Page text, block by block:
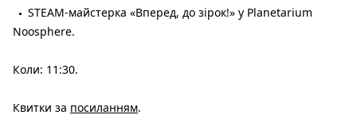
STEAM-майстерка «Вперед, до зірок!» у Planetarium
Noosphere.
Коли: 11:30.
Квитки за посиланням.